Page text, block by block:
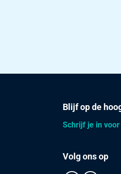
Blijf op de
Schrijf je in
Volg ons op